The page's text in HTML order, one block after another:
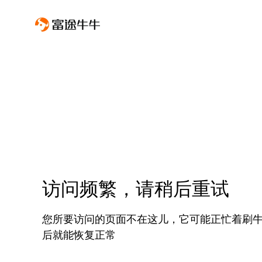
访问频繁，请稍后重试
您所要访问的页面不在这儿，它可能正忙着刷
后就能恢复正常